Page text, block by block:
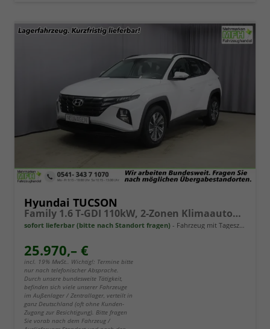
Hyundai TUCSON
Family 1.6 T-GDI 110kW, 2-Zonen Klimaautomatik, Sitzheizung, AppleCarPlay&Android Auto, Freisprecheinrichtung, Radio DAB, Verkehrszeichenerkennung, Rückfahrkamera, eCall Notrufsystem, 17 Zoll Leichtmetallfelgen, uvm.
sofort lieferbar (bitte nach Standort fragen) Fahrzeug mit Tageszulassung
25.970,– €
incl. 19% MwSt.. Wichtig!: Termine bitte
nur nach telefonischer Absprache.
Durch unsere bundesweite Tätigkeit,
befinden sich viele unserer Fahrzeuge
im Außenlager / Zentrallager, verteilt in
ganz Deutschland (oft ohne Kunden-
Zugang zur Besichtigung). Bitte fragen
Sie vorab nach dem Fahrzeug /